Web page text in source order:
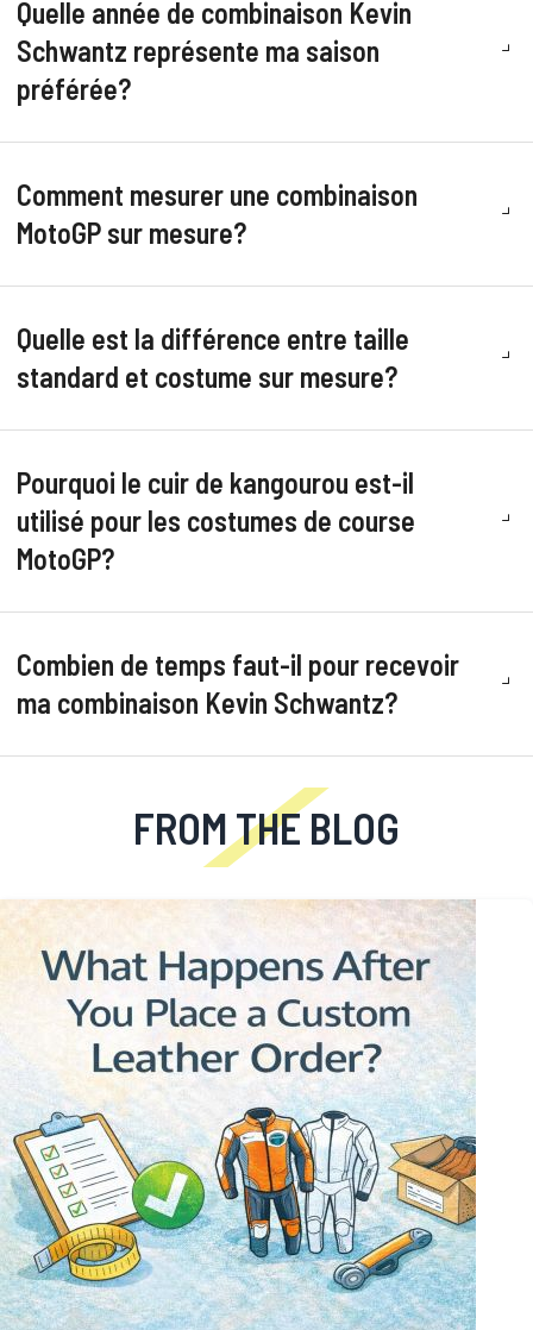
Quelle année de combinaison Kevin
Schwantz représente ma saison
préférée?
Comment mesurer une combinaison
MotoGP sur mesure?
Quelle est la différence entre taille
standard et costume sur mesure?
Pourquoi le cuir de kangourou est-il
utilisé pour les costumes de course
MotoGP?
Combien de temps faut-il pour recevoir
ma combinaison Kevin Schwantz?
FROM THE BLOG